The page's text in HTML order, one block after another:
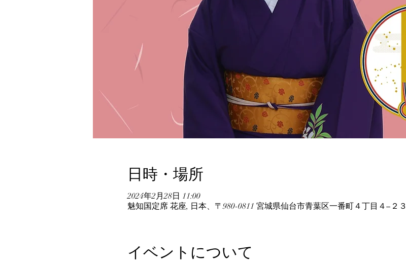
日時・場所
2024年2月28日 11:00
魅知国定席 花座, 日本、〒980-0811 宮城県仙台市青葉区一番町４丁目４−２３
イベントについて